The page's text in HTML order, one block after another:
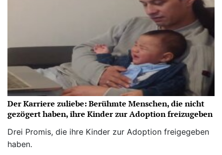
Der Karriere zuliebe: Berühmte Menschen, die nicht
gezögert haben, ihre Kinder zur Adoption freizugeben
Drei Promis, die ihre Kinder zur Adoption freigegeben
haben.